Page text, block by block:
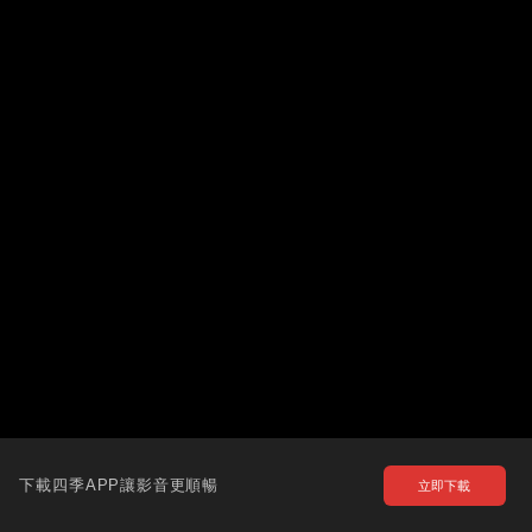
下載四季APP讓影音更順暢 立即下載